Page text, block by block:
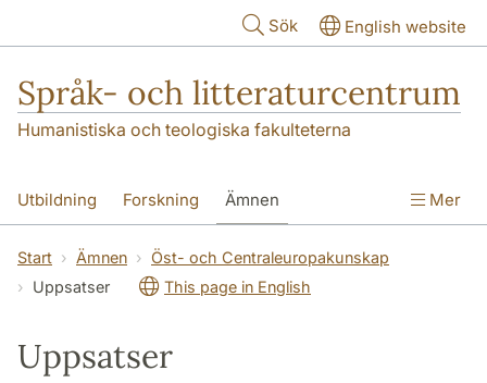
Sök English website
Språk- och litteraturcentrum
Humanistiska och teologiska fakulteterna
Utbildning Forskning Ämnen
SOL-husen Kontakt Institutionen
översättning till svenska
Mer
Start Ämnen
Öst- och Centraleuropakunskap
Uppsatser
This page in English
Uppsatser